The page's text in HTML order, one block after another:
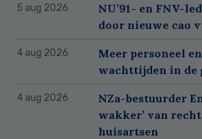
5 aug 2026
NU’91- en FNV-
door nieuwe cao
4 aug 2026
Meer personeel
wachttijden in de
4 aug 2026
NZa-bestuurder
wakker’ van
huisartsen